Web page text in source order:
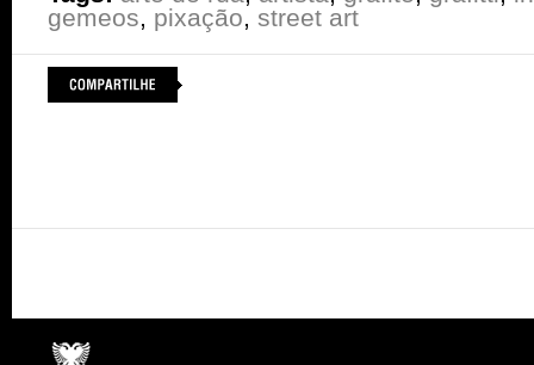
gemeos, pixação, street art